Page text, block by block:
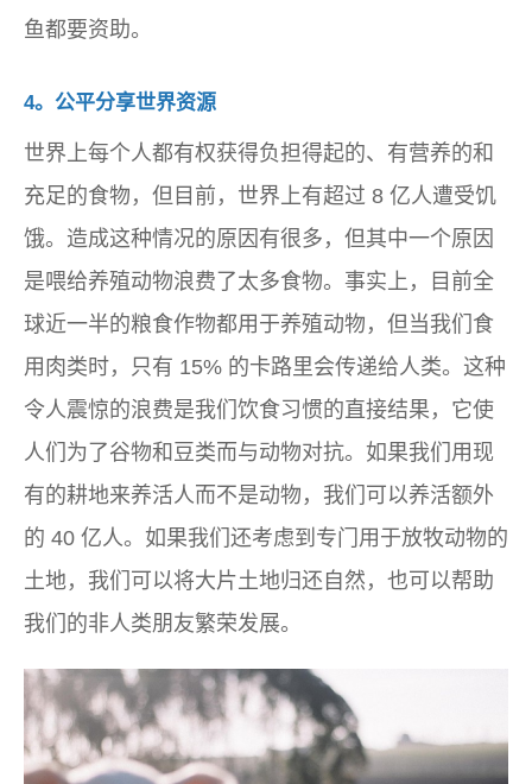
鱼都要资助。
4。公平分享世界资源
世界上每个人都有权获得负担得起的、有营养的和
充足的食物，但目前，世界上有超过 8 亿人遭受饥
饿。造成这种情况的原因有很多，但其中一个原因
是喂给养殖动物浪费了太多食物。事实上，目前全
球近一半的粮食作物都用于养殖动物，但当我们食
用肉类时，只有 15% 的卡路里会传递给人类。这种
令人震惊的浪费是我们饮食习惯的直接结果，它使
人们为了谷物和豆类而与动物对抗。如果我们用现
有的耕地来养活人而不是动物，我们可以养活额外
的 40 亿人。如果我们还考虑到专门用于放牧动物的
土地，我们可以将大片土地归还自然，也可以帮助
我们的非人类朋友繁荣发展。